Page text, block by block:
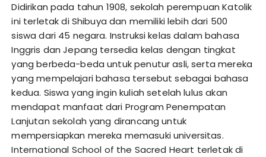
Didirikan pada tahun 1908, sekolah perempuan Katolik
ini terletak di Shibuya dan memiliki lebih dari 500
siswa dari 45 negara. Instruksi kelas dalam bahasa
Inggris dan Jepang tersedia kelas dengan tingkat
yang berbeda-beda untuk penutur asli, serta mereka
yang mempelajari bahasa tersebut sebagai bahasa
kedua. Siswa yang ingin kuliah setelah lulus akan
mendapat manfaat dari Program Penempatan
Lanjutan sekolah yang dirancang untuk
mempersiapkan mereka memasuki universitas.
International School of the Sacred Heart terletak di